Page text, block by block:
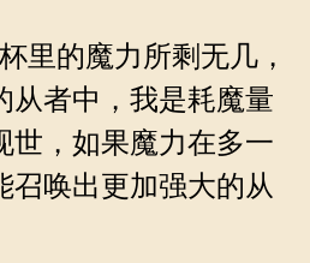
里的魔力所剩无几，
从者中，我是耗魔量
世，如果魔力在多一
召唤出更加强大的从